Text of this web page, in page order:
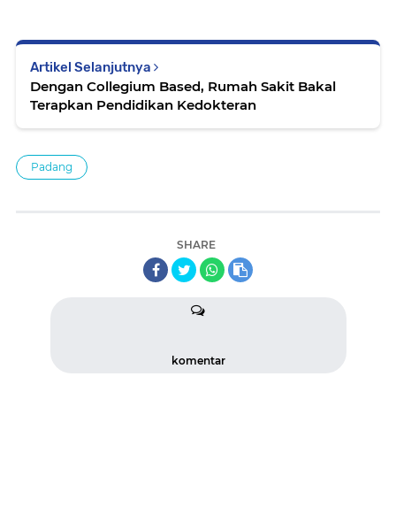
Artikel Selanjutnya
Dengan Collegium Based, Rumah Sakit Bakal
Terapkan Pendidikan Kedokteran
Padang
SHARE
komentar